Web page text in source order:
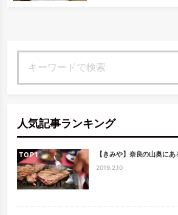
人気記事ランキング
TOP 【きみや】奈良の山奥に
2019.2.10